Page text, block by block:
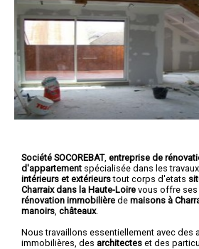
Société SOCOREBAT, entreprise de
d'appartement spécialisée dans les travaux
intérieurs et extérieurstout corps d'etats
Charraix dans la Haute-Loire vous offre ses
rénovation immobilière de maisons à
manoirs châteaux.
Nous travaillons essentiellement avec des
immobilières, des architectes et des